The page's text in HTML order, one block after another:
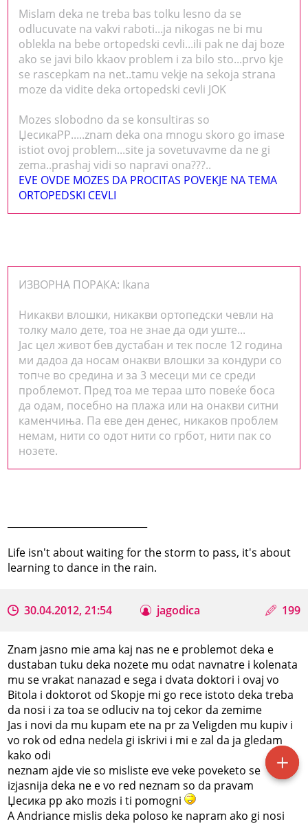
Mislam deka ne treba bas tolku lesno da se
odlucuvate na vakvi raboti...ja nikogas ne bi mu
oblekla na bebe ortopedski cevli...ili pak ne daj boze
ako se javi bilo kkaov problem i za bilo sto...prvo kje
se rascepkam na net..tamu vekje na sekoja strana
moze da vidite deka ortopedski cevli JOK
Mozes slobodno da se konsultiras so
ЏесикаРР.....znam deka ona mnogu skoro go imase
istiot ovoj problem...site ja sovetuvavme da ne gi
zema..prashaj vidi so napravi ona???..
EVE OVDE MOZES DA PROCITAS POVEKJE NA TEMA
ORTOPEDSKI CEVLI
ИЗВОРНА ПОРАКА: Ikana
Никакви влошки, никакви ортопедски чевли на
толку мало дете, тоа не знае да оди уште...
Јас цел живот бев дустабан и тек после 12 година
ми дадоа да носам онакви влошки за кондури со
топче во средина и за 3 месеци ми се среди
проблемот. Пред тоа ме тераа што повеќе боса
да одам, посебно на плажа или на онакви ситни
каменчиња. Па еве ден денес, никаков проблем
немам, нити со одот нити со грбот, нити пак со
нозете.
Life isn't about waiting for the storm to pass, it's about
learning to dance in the rain.
30.04.2012, 21:54 jagodica 199
Znam jasno mie ama kaj nas ne e problemot deka e
dustaban tuku deka nozete mu odat navnatre i kolenata
mu se vrakat nanazad e sega i dvata doktori i ovaj vo
Bitola i doktorot od Skopje mi go rece istoto deka treba
da nosi i za toa se odluciv na toj cekor da zemime
Jas i novi da mu kupam ete na pr za Veligden mu kupiv i
vo rok od edna nedela gi iskrivi i mi e zal da ja gledam
kako odi
neznam ajde vie so misliste eve veke poveketo se
izjasnija deka ne e vo red neznam so da pravam
Џесика рр ako mozis i ti pomogni
A Andriance mislis deka poloso ke napram ako gi nosi